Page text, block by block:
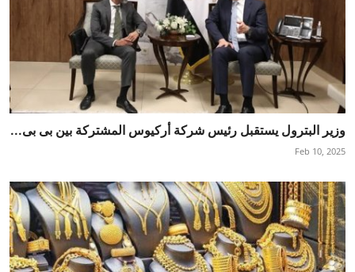
وزير البترول يستقبل رئيس شركة أركيوس المشتركة بين بى بى...
Feb 10, 2025